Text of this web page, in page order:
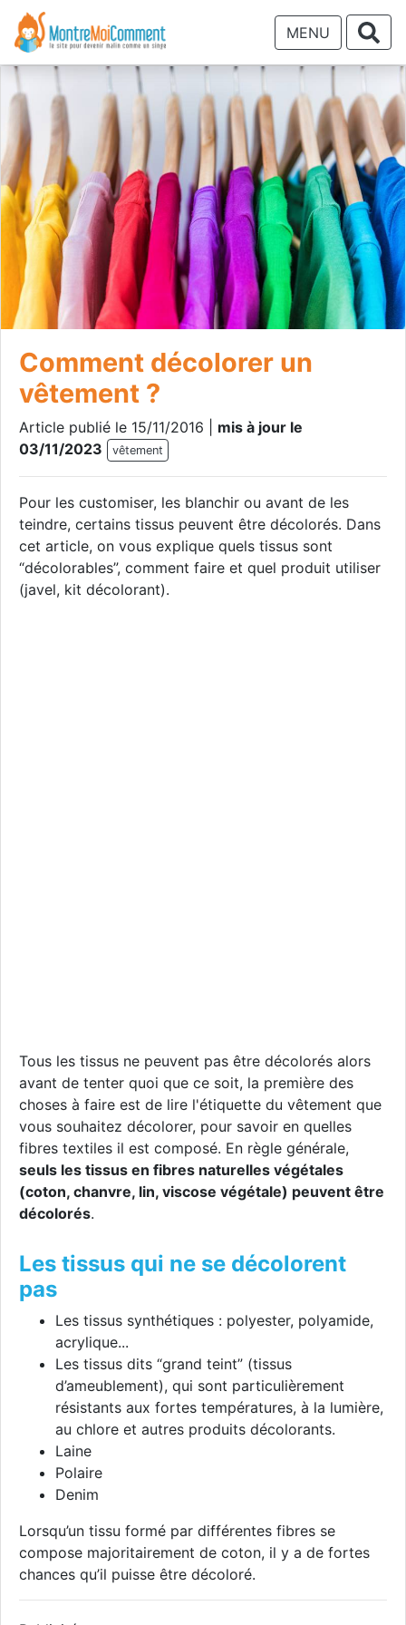
MENU
Comment décolorer un
vêtement ?
Article publié le 15/11/2016 | mis à jour le
03/11/2023
vêtement
Pour les customiser, les blanchir ou avant de les
teindre, certains tissus peuvent être décolorés. Dans
cet article, on vous explique quels tissus sont
“décolorables”, comment faire et quel produit utiliser
(javel, kit décolorant).
Tous les tissus ne peuvent pas être décolorés alors
avant de tenter quoi que ce soit, la première des
choses à faire est de lire l'étiquette du vêtement que
vous souhaitez décolorer, pour savoir en quelles
fibres textiles il est composé. En règle générale,
seuls les tissus en fibres naturelles végétales
(coton, chanvre, lin, viscose végétale) peuvent être
décolorés.
Les tissus qui ne se décolorent
pas
Les tissus synthétiques : polyester, polyamide,
acrylique...
Les tissus dits “grand teint” (tissus
d’ameublement), qui sont particulièrement
résistants aux fortes températures, à la lumière,
au chlore et autres produits décolorants.
Laine
Polaire
Denim
Lorsqu’un tissu formé par différentes fibres se
compose majoritairement de coton, il y a de fortes
chances qu’il puisse être décoloré.